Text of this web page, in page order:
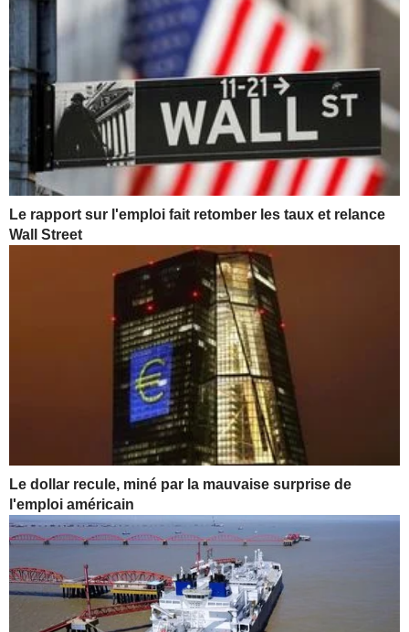
Le rapport sur l'emploi fait retomber les taux et relance
Wall Street
Le dollar recule, miné par la mauvaise surprise de
l'emploi américain